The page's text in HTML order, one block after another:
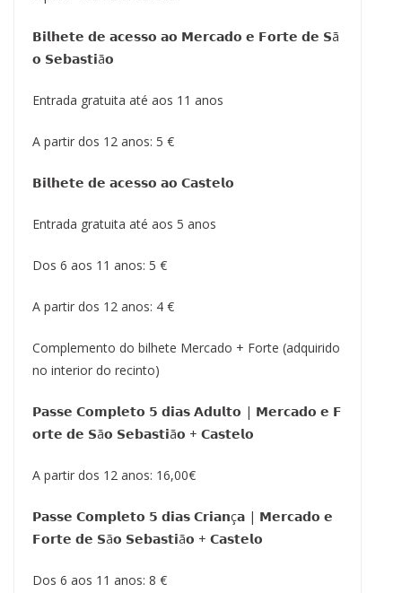
𝗕𝗶𝗹𝗵𝗲𝘁𝗲 𝗱𝗲 𝗮𝗰𝗲𝘀𝘀𝗼 𝗮𝗼 𝗠𝗲𝗿𝗰𝗮𝗱𝗼 𝗲 𝗙𝗼𝗿𝘁𝗲 𝗱𝗲 𝗦ã
𝗼 𝗦𝗲𝗯𝗮𝘀𝘁𝗶ã𝗼
Entrada gratuita até aos 11 anos
A partir dos 12 anos: 5 €
𝗕𝗶𝗹𝗵𝗲𝘁𝗲 𝗱𝗲 𝗮𝗰𝗲𝘀𝘀𝗼 𝗮𝗼 𝗖𝗮𝘀𝘁𝗲𝗹𝗼
Entrada gratuita até aos 5 anos
Dos 6 aos 11 anos: 5 €
A partir dos 12 anos: 4 €
Complemento do bilhete Mercado + Forte (adquirido
no interior do recinto)
𝗣𝗮𝘀𝘀𝗲 𝗖𝗼𝗺𝗽𝗹𝗲𝘁𝗼 𝟱 𝗱𝗶𝗮𝘀 𝗔𝗱𝘂𝗹𝘁𝗼 | 𝗠𝗲𝗿𝗰𝗮𝗱𝗼 𝗲 𝗙
𝗼𝗿𝘁𝗲 𝗱𝗲 𝗦ã𝗼 𝗦𝗲𝗯𝗮𝘀𝘁𝗶ã𝗼 + 𝗖𝗮𝘀𝘁𝗲𝗹𝗼
A partir dos 12 anos: 16,00€
𝗣𝗮𝘀𝘀𝗲 𝗖𝗼𝗺𝗽𝗹𝗲𝘁𝗼 𝟱 𝗱𝗶𝗮𝘀 𝗖𝗿𝗶𝗮𝗻ç𝗮 | 𝗠𝗲𝗿𝗰𝗮𝗱𝗼 𝗲
𝗙𝗼𝗿𝘁𝗲 𝗱𝗲 𝗦ã𝗼 𝗦𝗲𝗯𝗮𝘀𝘁𝗶ã𝗼 + 𝗖𝗮𝘀𝘁𝗲𝗹𝗼
Dos 6 aos 11 anos: 8 €